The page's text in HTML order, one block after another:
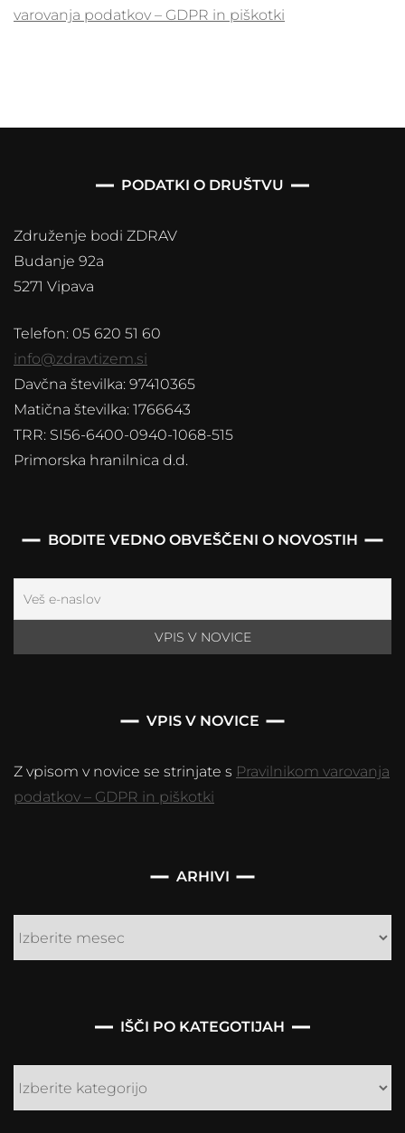
varovanja podatkov – GDPR in piškotki
PODATKI O DRUŠTVU
Združenje bodi ZDRAV
Budanje 92a
5271 Vipava
Telefon: 05 620 51 60
info@zdravtizem.si
Davčna številka: 97410365
Matična številka: 1766643
TRR: SI56-6400-0940-1068-515
Primorska hranilnica d.d.
BODITE VEDNO OBVEŠČENI O NOVOSTIH
VPIS V NOVICE
Z vpisom v novice se strinjate s Pravilnikom varovanja
podatkov – GDPR in piškotki
ARHIVI
IŠČI PO KATEGOTIJAH